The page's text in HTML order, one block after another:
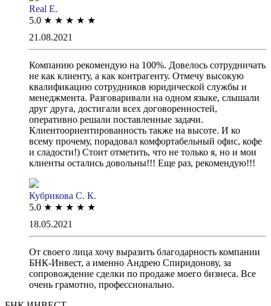
Real E.
5.0 ★ ★ ★ ★ ★
21.08.2021
Компанию рекомендую на 100%. Довелось сотрудничать
не как клиенту, а как контрагенту. Отмечу высокую
квалификацию сотрудников юридической службы и
менеджмента. Разговаривали на одном языке, слышали
друг друга, достигали всех договоренностей,
оперативно решали поставленные задачи.
Клиентоориентированность также на высоте. И ко
всему прочему, порадовал комфортабельный офис, кофе
и сладости!) Стоит отметить, что не только я, но и мои
клиенты остались довольны!!! Еще раз, рекомендую!!!
Кубрикова С. К.
5.0 ★ ★ ★ ★ ★
18.05.2021
От своего лица хочу выразить благодарность компании
БНК-Инвест, а именно Андрею Спиридонову, за
сопровождение сделки по продаже моего бизнеса. Все
очень грамотно, профессионально.